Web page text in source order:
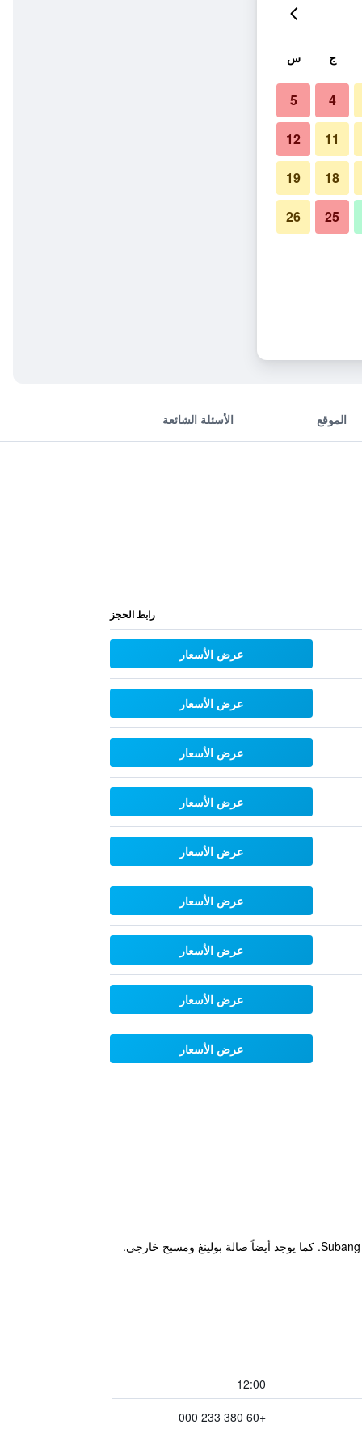
الموقع الأسئلة الشائعة
رابط الحجز
عرض الأسعار
عرض الأسعار
عرض الأسعار
عرض الأسعار
عرض الأسعار
عرض الأسعار
عرض الأسعار
عرض الأسعار
عرض الأسعار
12:00
+60 380 233 000
ج س
4
5
11
12
18
19
25
26